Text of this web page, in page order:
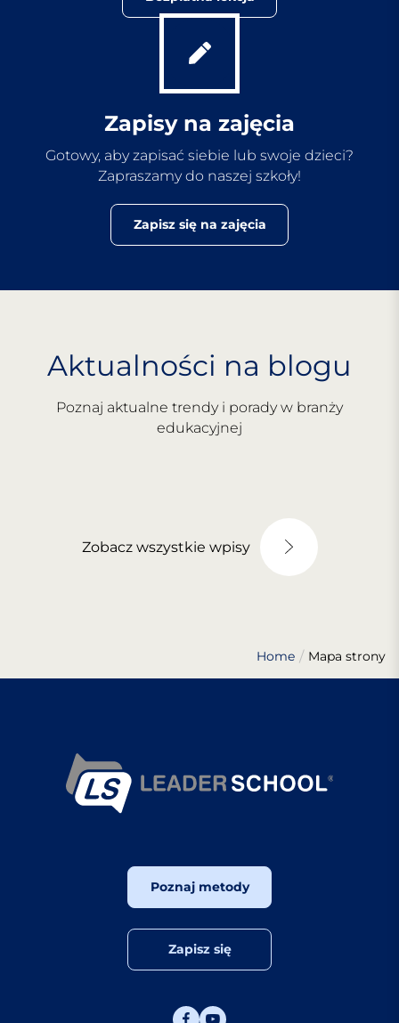
Zapisy na zajęcia
Gotowy, aby zapisać siebie lub swoje dzieci?
Zapraszamy do naszej szkoły!
Zapisz się na zajęcia
Aktualności na blogu
Poznaj aktualne trendy i porady w branży
edukacyjnej
Zobacz wszystkie wpisy
Home Mapa strony
Poznaj metody
Zapisz się